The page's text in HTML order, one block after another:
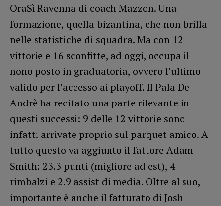
OraSì Ravenna di coach Mazzon. Una
formazione, quella bizantina, che non brilla
nelle statistiche di squadra. Ma con 12
vittorie e 16 sconfitte, ad oggi, occupa il
nono posto in graduatoria, ovvero l’ultimo
valido per l’accesso ai playoff. Il Pala De
Andrè ha recitato una parte rilevante in
questi successi: 9 delle 12 vittorie sono
infatti arrivate proprio sul parquet amico. A
tutto questo va aggiunto il fattore Adam
Smith: 23.3 punti (migliore ad est), 4
rimbalzi e 2.9 assist di media. Oltre al suo,
importante è anche il fatturato di Josh